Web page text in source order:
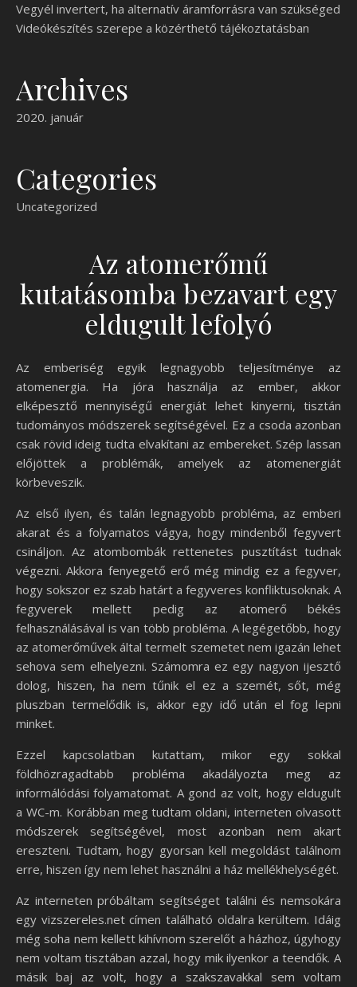
Vegyél invertert, ha alternatív áramforrásra van szükséged
Videókészítés szerepe a közérthető tájékoztatásban
Archives
2020. január
Categories
Uncategorized
Az atomerőmű
kutatásomba bezavart egy
eldugult lefolyó
Az emberiség egyik legnagyobb teljesítménye az
atomenergia. Ha jóra használja az ember, akkor
elképesztő mennyiségű energiát lehet kinyerni, tisztán
tudományos módszerek segítségével. Ez a csoda azonban
csak rövid ideig tudta elvakítani az embereket. Szép lassan
előjöttek a problémák, amelyek az atomenergiát
körbeveszik.
Az első ilyen, és talán legnagyobb probléma, az emberi
akarat és a folyamatos vágya, hogy mindenből fegyvert
csináljon. Az atombombák rettenetes pusztítást tudnak
végezni. Akkora fenyegető erő még mindig ez a fegyver,
hogy sokszor ez szab határt a fegyveres konfliktusoknak. A
fegyverek mellett pedig az atomerő békés
felhasználásával is van több probléma. A legégetőbb, hogy
az atomerőművek által termelt szemetet nem igazán lehet
sehova sem elhelyezni. Számomra ez egy nagyon ijesztő
dolog, hiszen, ha nem tűnik el ez a szemét, sőt, még
pluszban termelődik is, akkor egy idő után el fog lepni
minket.
Ezzel kapcsolatban kutattam, mikor egy sokkal
földhözragadtabb probléma akadályozta meg az
informálódási folyamatomat. A gond az volt, hogy eldugult
a WC-m. Korábban meg tudtam oldani, interneten olvasott
módszerek segítségével, most azonban nem akart
ereszteni. Tudtam, hogy gyorsan kell megoldást találnom
erre, hiszen így nem lehet használni a ház mellékhelységét.
Az interneten próbáltam segítséget találni és nemsokára
egy vizszereles.net címen található oldalra kerültem. Idáig
még soha nem kellett kihívnom szerelőt a házhoz, úgyhogy
nem voltam tisztában azzal, hogy mik ilyenkor a teendők. A
másik baj az volt, hogy a szakszavakkal sem voltam